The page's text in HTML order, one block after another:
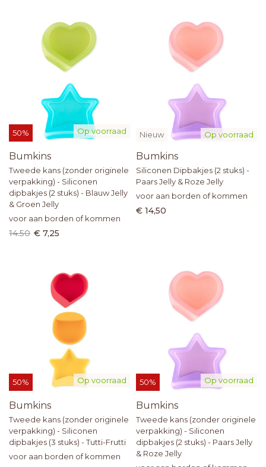
Op voorraad
50%
Bumkins
Tweede kans (zonder originele
verpakking) - Siliconen
dipbakjes (2 stuks) - Blauw Jelly
& Groen Jelly
voor aan borden of kommen
14.50 € 7,25
Op voorraad
Nieuw
Bumkins
Siliconen Dipbakjes (2 stuks) -
Paars Jelly & Roze Jelly
voor aan borden of kommen
€ 14,50
Op voorraad
50%
Bumkins
Tweede kans (zonder originele
verpakking) - Siliconen
dipbakjes (3 stuks) - Tutti-Frutti
voor aan borden of kommen
Op voorraad
50%
Bumkins
Tweede kans (zonder originele
verpakking) - Siliconen
dipbakjes (2 stuks) - Paars Jelly
& Roze Jelly